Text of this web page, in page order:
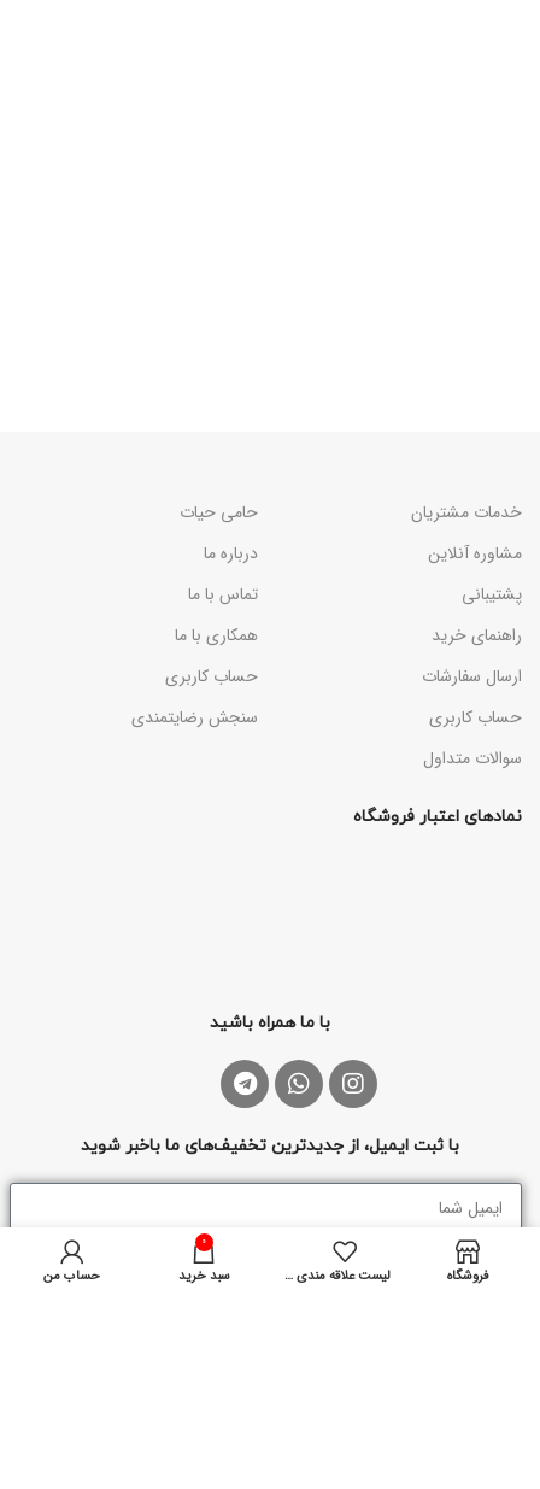
خدمات مشتریان
مشاوره آنلاین
پشتیبانی
راهنمای خرید
ارسال سفارشات
حساب کاربری
سوالات متداول
حامی حیات
درباره ما
تماس با ما
همکاری با ما
حساب کاربری
سنجش رضایتمندی
نمادهای اعتبار فروشگاه
با ما همراه باشید
با ثبت ایمیل، از جدیدترین تخفیف‌های ما باخبر شوید
فروشگاه لیست علاقه مندی ها
0
سبد خرید حساب من